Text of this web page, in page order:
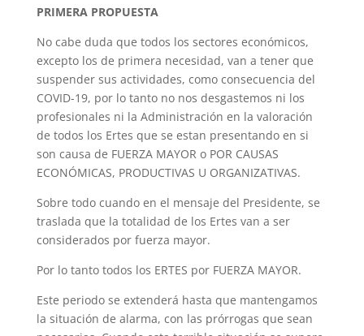
PRIMERA PROPUESTA
No cabe duda que todos los sectores económicos,
excepto los de primera necesidad, van a tener que
suspender sus actividades, como consecuencia del
COVID-19, por lo tanto no nos desgastemos ni los
profesionales ni la Administración en la valoración
de todos los Ertes que se estan presentando en si
son causa de FUERZA MAYOR o POR CAUSAS
ECONÓMICAS, PRODUCTIVAS U ORGANIZATIVAS.
Sobre todo cuando en el mensaje del Presidente, se
traslada que la totalidad de los Ertes van a ser
considerados por fuerza mayor.
Por lo tanto todos los ERTES por FUERZA MAYOR.
Este periodo se extenderá hasta que mantengamos
la situación de alarma, con las prórrogas que sean